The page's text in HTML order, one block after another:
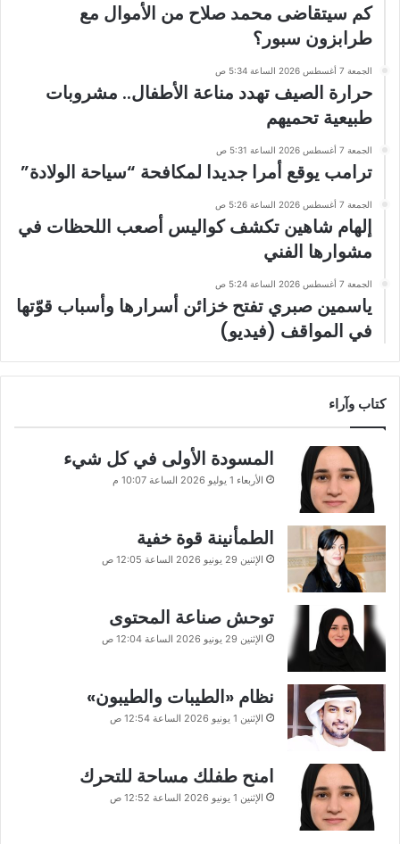
كم سيتقاضى محمد صلاح من الأموال مع
طرابزون سبور؟
الجمعة 7 أغسطس 2026 الساعة 5:34 ص
حرارة الصيف تهدد مناعة الأطفال.. مشروبات
طبيعية تحميهم
الجمعة 7 أغسطس 2026 الساعة 5:31 ص
ترامب يوقع أمرا جديدا لمكافحة “سياحة الولادة”
الجمعة 7 أغسطس 2026 الساعة 5:26 ص
إلهام شاهين تكشف كواليس أصعب اللحظات في
مشوارها الفني
الجمعة 7 أغسطس 2026 الساعة 5:24 ص
ياسمين صبري تفتح خزائن أسرارها وأسباب قوّتها
في المواقف (فيديو)
كتاب وآراء
المسودة الأولى في كل شيء
الأربعاء 1 يوليو 2026 الساعة 10:07 م
الطمأنينة قوة خفية
الإثنين 29 يونيو 2026 الساعة 12:05 ص
توحش صناعة المحتوى
الإثنين 29 يونيو 2026 الساعة 12:04 ص
نظام «الطيبات والطيبون»
الإثنين 1 يونيو 2026 الساعة 12:54 ص
امنح طفلك مساحة للتحرك
الإثنين 1 يونيو 2026 الساعة 12:52 ص